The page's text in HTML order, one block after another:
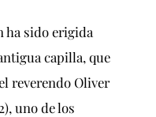
ha sido erigida
capilla, que
reverendo Oliver
uno de los